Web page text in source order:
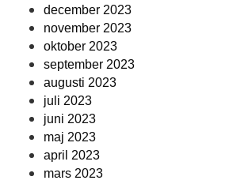
december 2023
november 2023
oktober 2023
september 2023
augusti 2023
juli 2023
juni 2023
maj 2023
april 2023
mars 2023